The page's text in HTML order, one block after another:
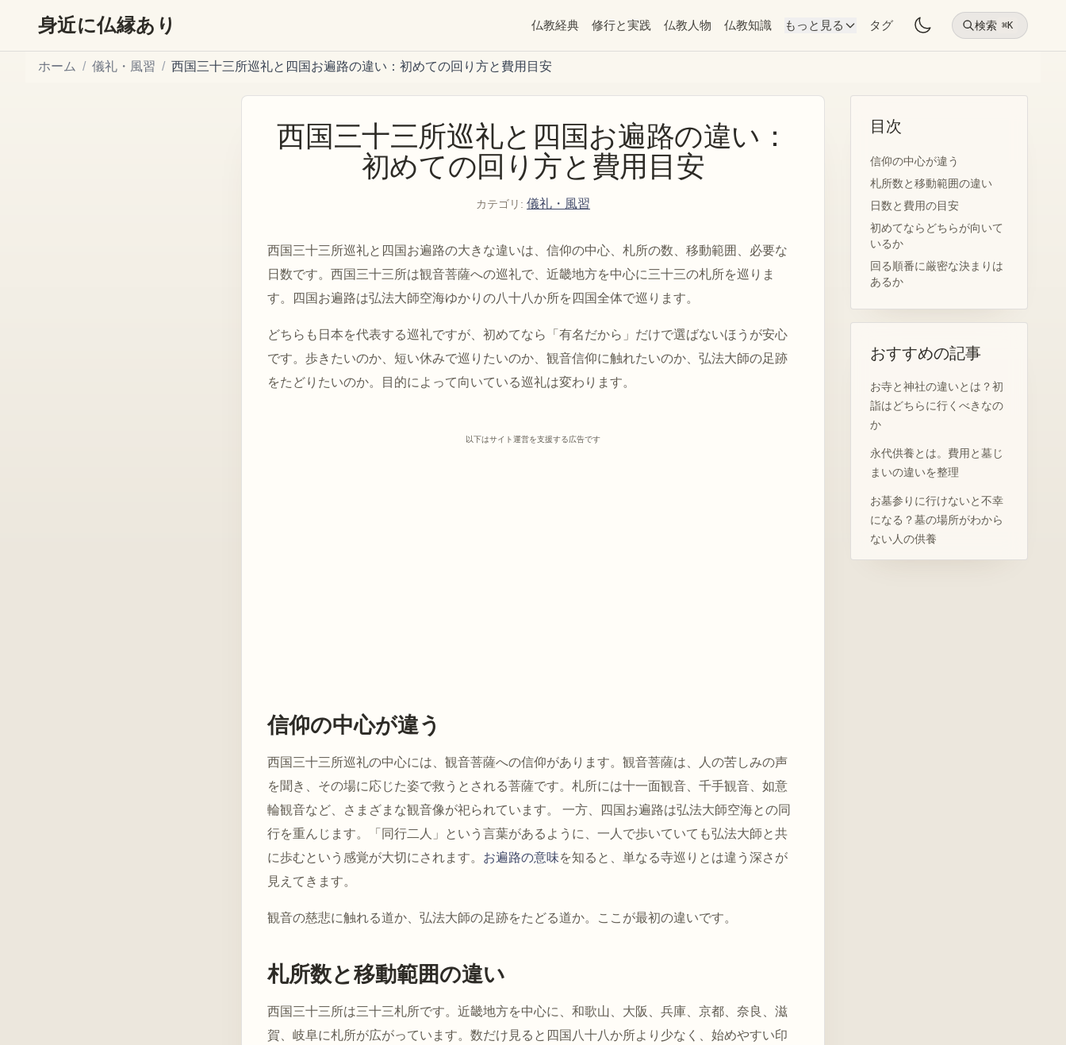
身近に仏縁あり 仏教経典 修行と実践 仏教人物 仏教知識 もっと見る タグ 検索 ⌘K
ホーム / 儀礼・風習 / 西国三十三所巡礼と四国お遍路の違い：初めての回り方と費用目安
西国三十三所巡礼と四国お遍路の違い：
初めての回り方と費用目安
カテゴリ : 儀礼・風習
西国三十三所巡礼と四国お遍路の大きな違いは、信仰の中心、札所の数、移動範囲、必要な
日数です。西国三十三所は観音菩薩への巡礼で、近畿地方を中心に三十三の札所を巡りま
す。四国お遍路は弘法大師空海ゆかりの八十八か所を四国全体で巡ります。
どちらも日本を代表する巡礼ですが、初めてなら「有名だから」だけで選ばないほうが安心
です。歩きたいのか、短い休みで巡りたいのか、観音信仰に触れたいのか、弘法大師の足跡
をたどりたいのか。目的によって向いている巡礼は変わります。
以下はサイト運営を支援する広告です
信仰の中心が違う
西国三十三所巡礼の中心には、観音菩薩への信仰があります。観音菩薩は、人の苦しみの声
を聞き、その場に応じた姿で救うとされる菩薩です。札所には十一面観音、千手観音、如意
輪観音など、さまざまな観音像が祀られています。 一方、四国お遍路は弘法大師空海との同
行を重んじます。「同行二人」という言葉があるように、一人で歩いていても弘法大師と共
に歩むという感覚が大切にされます。 お遍路の意味を知ると、単なる寺巡りとは違う深さが
見えてきます。
観音の慈悲に触れる道か、弘法大師の足跡をたどる道か。ここが最初の違いです。
札所数と移動範囲の違い
西国三十三所は三十三札所です。近畿地方を中心に、和歌山、大阪、兵庫、京都、奈良、滋
賀、岐阜に札所が広がっています。数だけ見ると四国八十八か所より少なく、始めやすい印
目次
信仰の中心が違う
札所数と移動範囲の違い
日数と費用の目安
初めてならどちらが向いて
いるか
回る順番に厳密な決まりは
あるか
おすすめの記事
お寺と神社の違いとは？初
詣はどちらに行くべきなの
か
永代供養とは。費用と墓じ
まいの違いを整理
お墓参りに行けないと不幸
になる？墓の場所がわから
ない人の供養